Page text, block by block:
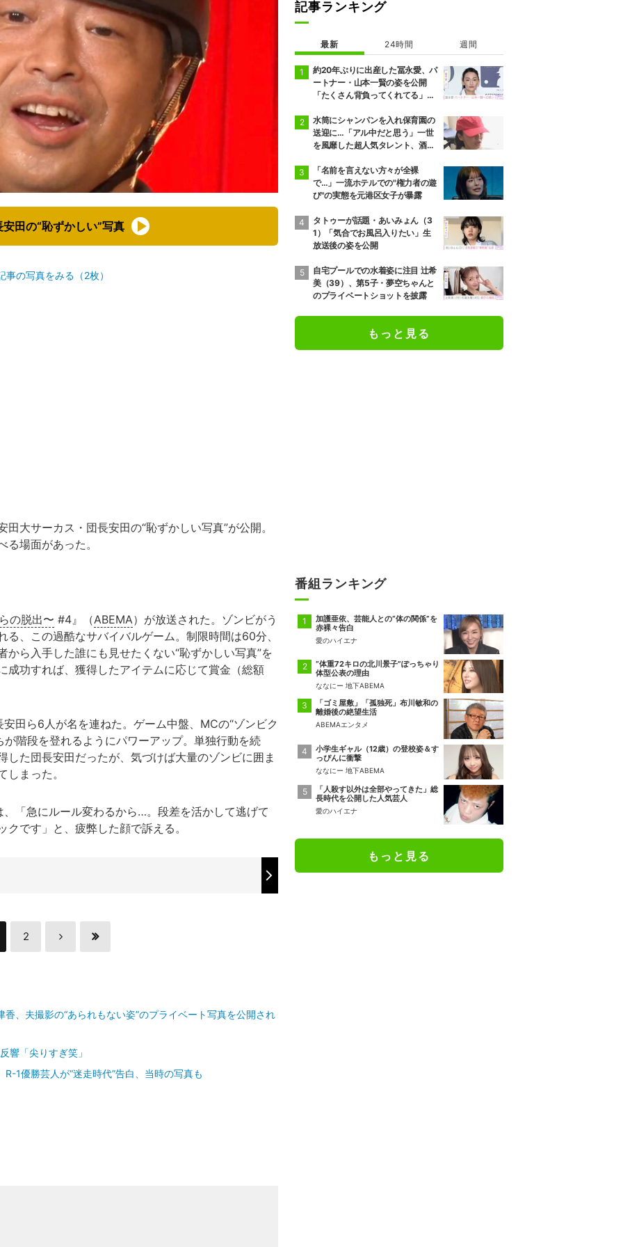
田の“恥ずかしい”写真
事の写真をみる（2枚）
大サーカス・団長安田の“恥ずかしい写真”が公開。
場面があった。
の脱出〜 #4』（ABEMA）が放送された。ゾンビがう
、この過酷なサバイバルゲーム。制限時間は60分、
ら入手した誰にも見せたくない“恥ずかしい写真”を
成功すれば、獲得したアイテムに応じて賞金（総額
田ら6人が名を連ねた。ゲーム中盤、MCの“ゾンビク
階段を登れるようにパワーアップ。単独行動を続
した団長安田だったが、気づけば大量のゾンビに囲ま
まった。
「急にルール変わるから…。段差を活かして逃げて
です」と、疲弊した顔で訴える。
2
、夫撮影の“あられもない姿”のプライベート写真を公開され
響「尖りすぎ笑」
1優勝芸人が“迷走時代”告白、当時の写真も
記事ランキング
最新 24時間 週間
約20年ぶりに出産した冨永愛、パ
ートナー・山本一賢の姿を公開
「たくさん背負ってくれてる」感
水筒にシャンパンを入れ保育園の
送迎に…「アル中だと思う」一世
を風靡した超人気タレント、酒漬
「名前を言えない方々が全裸
で…」一流ホテルでの"権力者の遊
び"の実態を元港区女子が暴露
タトゥーが話題・あいみょん（3
1）「気合でお風呂入りたい」生
放送後の姿を公開
自宅プールでの水着姿に注目 辻希
美（39）、第5子・夢空ちゃんと
のプライベートショットを披露
もっと見る
番組ランキング
加護亜依、芸能人との“体の関係”を
赤裸々告白
愛のハイエナ
“体重72キロの北川景子”ぽっちゃり
体型公表の理由
ななにー 地下ABEMA
「ゴミ屋敷」「孤独死」布川敏和の
離婚後の絶望生活
ABEMAエンタメ
小学生ギャル（12歳）の登校姿＆す
っぴんに衝撃
ななにー 地下ABEMA
「人殺す以外は全部やってきた」総
長時代を公開した人気芸人
愛のハイエナ
もっと見る